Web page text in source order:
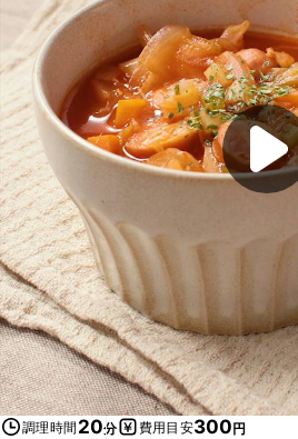
調理時間 20分 費用目安300円